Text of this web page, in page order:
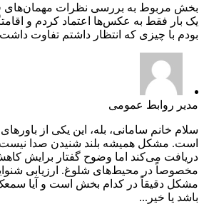
بخش مربوط به بررسی نظرات مهمان‌های
یک بار فقط به عکس‌ها اعتماد کردم و
بودم با چیزی که انتظار داشتم تفاوت
مدیر روابط عمومی
سلام خانم سامانی، بله، این یکی از
است. مشکل همیشه بلند شنیدن صدا
دریافت می‌کند اما وضوح گفتار برایش
مخصوصاً در محیط‌های شلوغ. ارزیابی
مشکل دقیقاً در کدام بخش است و آیا
باشد یا خیر...